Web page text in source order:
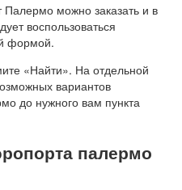
Палермо можно заказать и в
воспользоваться
формой.
«Найти». На отдельной
вариантов
до нужного вам пункта
палермо